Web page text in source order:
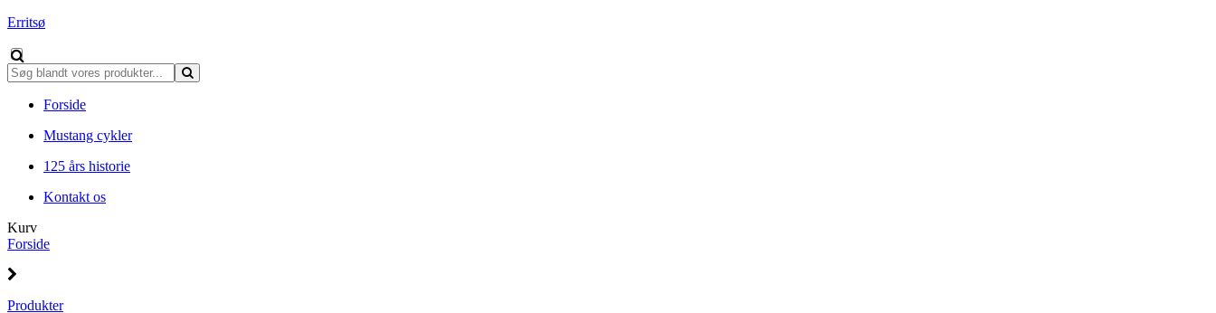
Erritsø
Forside
Mustang cykler
125 års historie
Kontakt os
Kurv
Forside
Produkter